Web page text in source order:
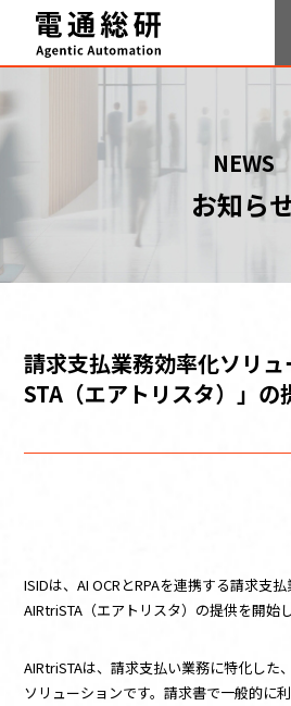
HOME
Agentic Automation 推進サービ
セミナー
ブログ
テクニカルサポート
お問い合わせ
UiPathとは
NEWS
お知ら
請求支払業務効率化ソリ
STA（エアトリスタ）」の
ISIDは、AI OCRとRPAを連携する請求支
AIRtriSTA（エアトリスタ）の提供を開始
AIRtriSTAは、請求支払い業務に特化した
ソリューションです。請求書で一般的に